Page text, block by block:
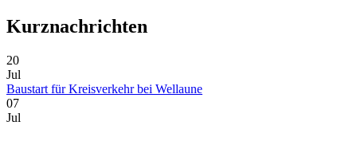
Kurznachrichten
20
Jul
Baustart für Kreisverkehr bei Wellaune
07
Jul